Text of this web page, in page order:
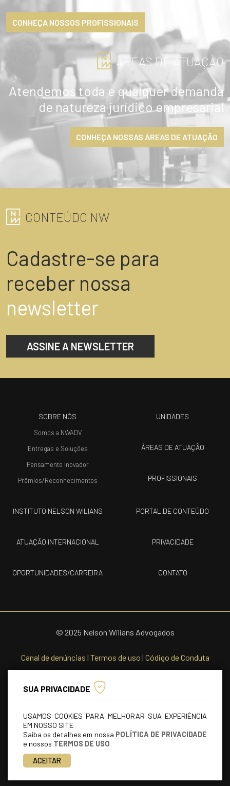
CONHEÇA NOSSOS PROFISSIONAIS
ÁREAS DE ATUAÇÃO
Atendemos toda e qualquer demanda
de natureza jurídico empresarial
CONHEÇA NOSSAS ÁREAS DE ATUAÇÃO
CONTEÚDO NW
Cadastre-se para
receber nossa
newsletter
ASSINE A NEWSLETTER
SOBRE NÓS
Somos a NWADV
Entregas e Soluções
Pensamento Inovador
Prêmios/Reconhecimentos
UNIDADES
ÁREAS DE ATUAÇÃO
PROFISSIONAIS
INSTITUTO NELSON WILIANS
ATUAÇÃO INTERNACIONAL
OPORTUNIDADES/CARREIRA
PORTAL DE CONTEÚDO
PRIVACIDADE
CONTATO
© 2025 Nelson Wilians Advogados
Canal de denúncias | Termos de uso | Código de Conduta
SUA PRIVACIDADE
USAMOS COOKIES PARA MELHORAR SUA EXPERIÊNCIA
EM NOSSO SITE
Saiba os detalhes em nossa POLÍTICA DE PRIVACIDADE
e nossos TERMOS DE USO
ACEITAR